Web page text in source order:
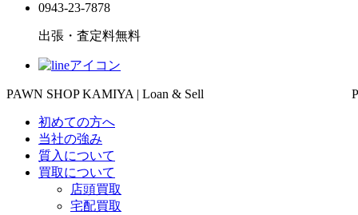
0943-23-7878
出張・査定料無料
PAWN SHOP KAMIYA | Loan & Sell
初めての方へ
当社の強み
質入について
買取について
店頭買取
宅配買取